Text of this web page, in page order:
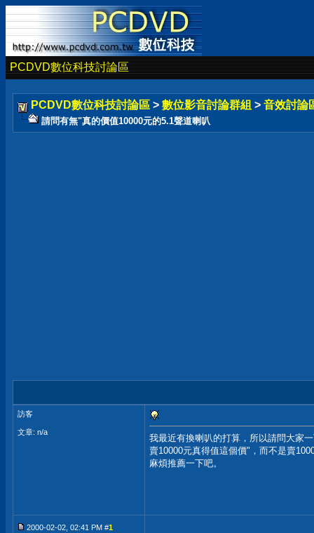
PCDVD數位科技討論區
PCDVD數位科技討論區 > 數位影音討論群組 > 音效討論
請問有無"真的價值10000元的5.1聲道喇叭
訪客
文章: n/a
我最近有換喇叭的打算，所以請問大家
賣10000元真得值這個價"，而不是賣
麻煩推薦一下吧。
2000-02-02, 02:41 PM #1